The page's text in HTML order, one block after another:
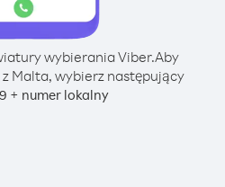
wybierania Viber.Aby
Malta, wybierz następujący
+ numer lokalny